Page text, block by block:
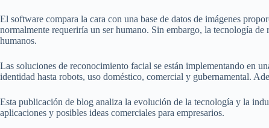
El software compara la cara con una base de datos de imágenes
normalmente requeriría un ser humano. Sin embargo, la tecnología
humanos.
Las soluciones de reconocimiento facial se están implementando en
identidad hasta robots, uso doméstico, comercial y gubernamental.
Esta publicación de blog analiza la evolución de la tecnología y la
aplicaciones y posibles ideas comerciales para empresarios.